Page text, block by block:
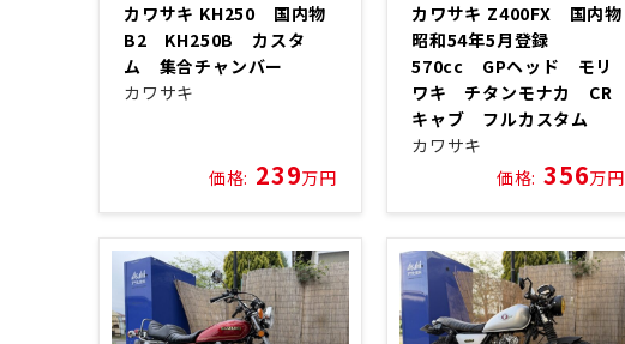
カワサキ KH250 国内物
B2 KH250B カスタ
ム 集合チャンバー
カワサキ
価格: 239万円
カワサキ Z400FX 国内物
昭和54年5月登録
570cc GPヘッド モリ
ワキ チタンモナカ CR
キャブ フルカスタム
カワサキ
価格: 356万円